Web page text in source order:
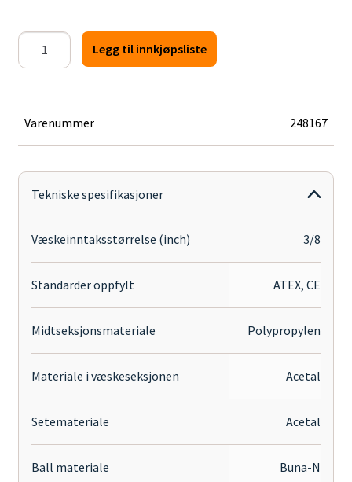
HUSKY
PUMP,307AC-
antall
Legg til innkjøpsliste
Varenummer 248167
Tekniske spesifikasjoner
Væskeinntaksstørrelse (inch) 3/8
Standarder oppfylt ATEX, CE
Midtseksjonsmateriale Polypropylen
Materiale i væskeseksjonen Acetal
Setemateriale Acetal
Ball materiale Buna-N